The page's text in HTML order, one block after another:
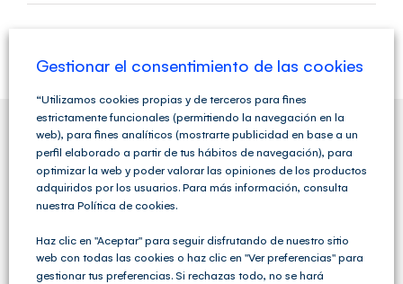
QUIENES SOMOS
Gestionar el consentimiento de las cookies
“Utilizamos cookies propias y de terceros para fines
estrictamente funcionales (permitiendo la navegación en la
web), para fines analíticos (mostrarte publicidad en base a un
perfil elaborado a partir de tus hábitos de navegación), para
optimizar la web y poder valorar las opiniones de los productos
adquiridos por los usuarios. Para más información, consulta
nuestra Política de cookies.
Haz clic en "Aceptar" para seguir disfrutando de nuestro sitio
web con todas las cookies o haz clic en "Ver preferencias" para
gestionar tus preferencias. Si rechazas todo, no se hará